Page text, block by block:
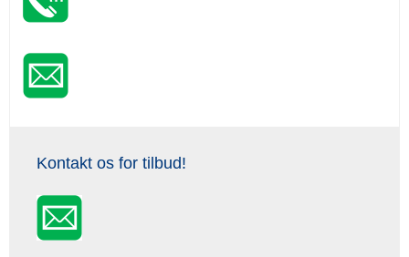
Kontakt os for tilbud!